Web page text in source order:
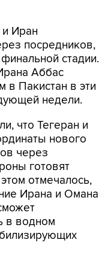
Иран
посредников,
стадии.
Аббас
в Пакистан в эти
недели.
что Тегеран и
нового
через
готовят
отмечалось,
Ирана и Омана
в водном